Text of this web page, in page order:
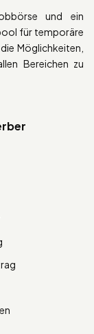
und ein
für temporäre
Möglichkeiten,
Bereichen zu